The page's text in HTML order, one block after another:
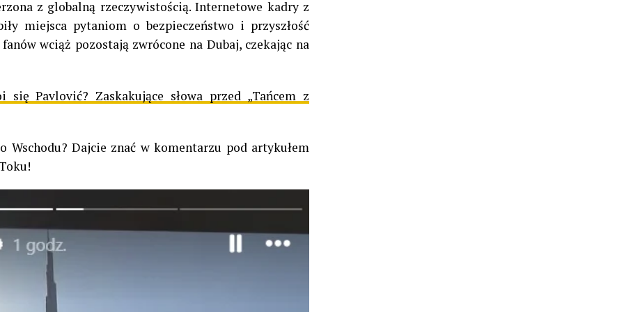
z globalną rzeczywistością. Internetowe kadry z
miejsca pytaniom o bezpieczeństwo i przyszłość
wciąż pozostają zwrócone na Dubaj, czekając na
się Pavlović? Zaskakujące słowa przed „Tańcem z
Wschodu? Dajcie znać w komentarzu pod artykułem